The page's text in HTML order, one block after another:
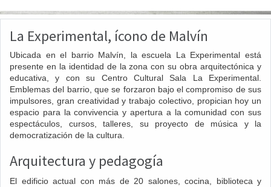
La Experimental, ícono de Malvín
Ubicada en el barrio Malvín, la escuela La Experimental está
presente en la identidad de la zona con su obra arquitectónica y
educativa, y con su Centro Cultural Sala La Experimental.
Emblemas del barrio, que se forzaron bajo el compromiso de sus
impulsores, gran creatividad y trabajo colectivo, propician hoy un
espacio para la convivencia y apertura a la comunidad con sus
espectáculos, cursos, talleres, su proyecto de música y la
democratización de la cultura.
Arquitectura y pedagogía
El edificio actual con más de 20 salones, cocina, biblioteca y